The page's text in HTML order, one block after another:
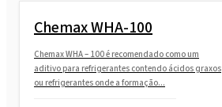
Chemax WHA-100
Chemax WHA – 100 é recomendado como um
aditivo para refrigerantes contendo ácidos graxos
ou refrigerantes onde a formação...